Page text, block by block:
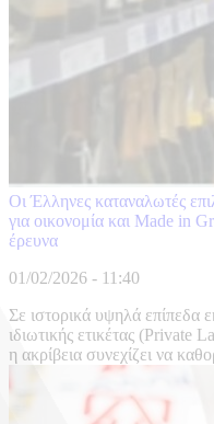
Οι Έλληνες καταναλωτές
για οικονομία και Made in
έρευνα
01/02/2026 - 11:40
Σε ιστορικά υψηλά επίπεδα
ιδιωτικής ετικέτας (Private
η ακρίβεια συνεχίζει να